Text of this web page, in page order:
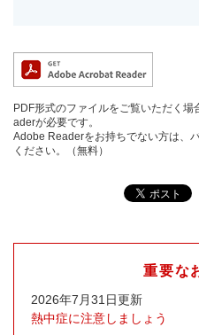
PDF形式のファイルをご覧いただく
aderが必要です。
Adobe Readerをお持ちでない方は、
ください。（無料）
重要な
2026年7月31日更新
熱中症に注意しましょう